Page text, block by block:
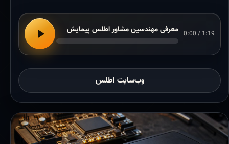
0:00 / 1:19 معرفی مهندسین مشاور اطلس پیمایش
وب‌سایت اطلس